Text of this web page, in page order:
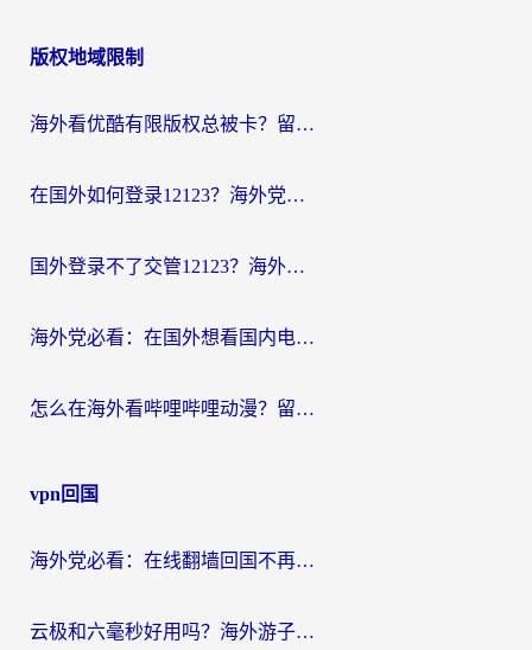
版权地域限制
海外看优酷有限版权总被卡？留学生亲测有效的回国加速器选择指南
在国外如何登录12123？海外党必备的回国加速实用指南
国外登录不了交管12123？海外华人亲测有效的回国加速器选择指南
海外党必看：在国外想看国内电视剧用什么软件？3步解决地域限制
怎么在海外看哔哩哔哩动漫？留学生亲测有效的回国加速方案
vpn回国
海外党必看：在线翻墙回国不再难！教你选对加速器无缝刷国内资源
云极和六毫秒好用吗？海外游子解锁国内资源的真实答案